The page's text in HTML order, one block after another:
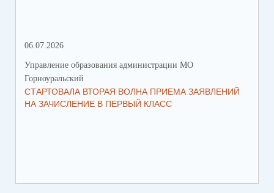
06.07.2026
Управление образования администрации МО
Горноуральский
СТАРТОВАЛА ВТОРАЯ ВОЛНА ПРИЕМА ЗАЯВЛЕНИЙ
НА ЗАЧИСЛЕНИЕ В ПЕРВЫЙ КЛАСС